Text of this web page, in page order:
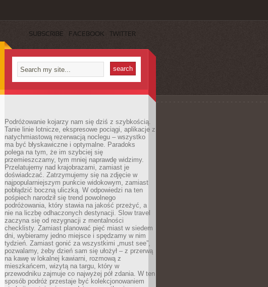
SUBSCRIBE FACEBOOK TWITTER
Podróżowanie kojarzy nam się dziś z szybkością.
Tanie linie lotnicze, ekspresowe pociągi, aplikacje z
natychmiastową rezerwacją noclegu – wszystko
ma być błyskawiczne i optymalne. Paradoks
polega na tym, że im szybciej się
przemieszczamy, tym mniej naprawdę widzimy.
Przelatujemy nad krajobrazami, zamiast je
doświadczać. Zatrzymujemy się na zdjęcie w
najpopularniejszym punkcie widokowym, zamiast
pobłądzić boczną uliczką. W odpowiedzi na ten
pośpiech narodził się trend powolnego
podróżowania, który stawia na jakość przeżyć, a
nie na liczbę odhaczonych destynacji. Slow travel
zaczyna się od rezygnacji z mentalności
checklisty. Zamiast planować pięć miast w siedem
dni, wybieramy jedno miejsce i spędzamy w nim
tydzień. Zamiast gonić za wszystkimi „must see”,
pozwalamy, żeby dzień sam się ułożył – z przerwą
na kawę w lokalnej kawiarni, rozmową z
mieszkańcem, wizytą na targu, który w
przewodniku zajmuje co najwyżej pół zdania. W ten
sposób podróż przestaje być kolekcjonowaniem